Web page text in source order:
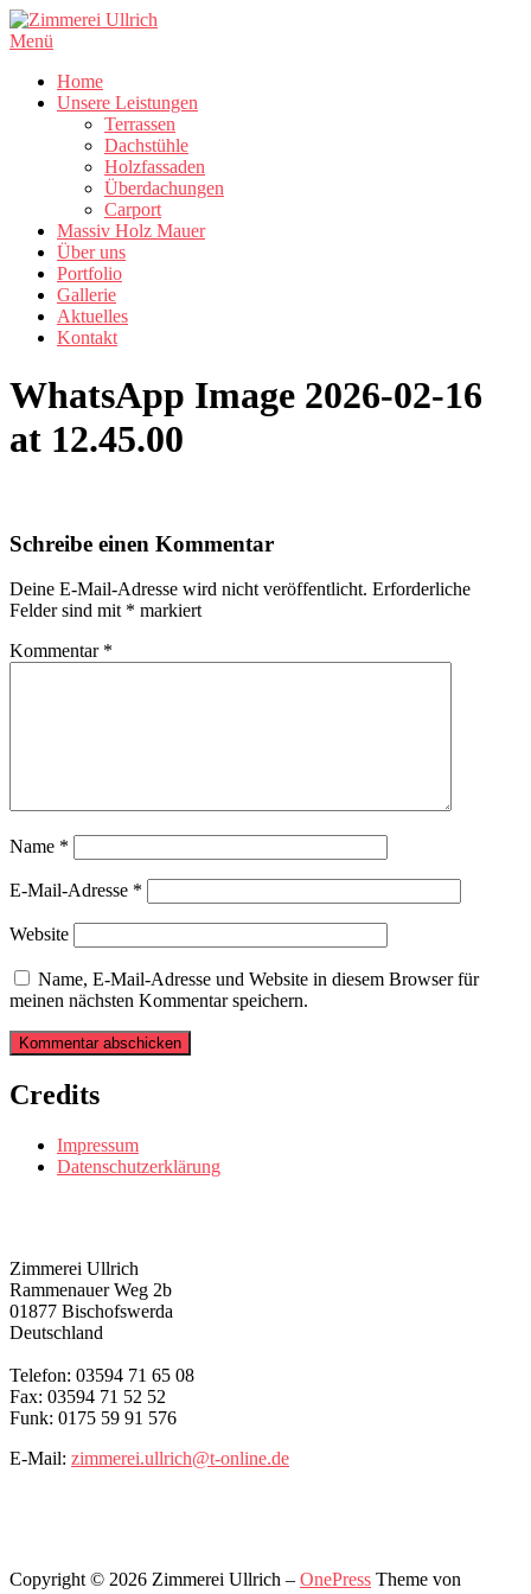
Zum
Inhalt
Menü
Home
Unsere Leistungen
Terrassen
Dachstühle
Holzfassaden
Überdachungen
Carport
Massiv Holz Mauer
Über uns
Portfolio
Gallerie
Aktuelles
Kontakt
WhatsApp Image 2026-02-16
at 12.45.00
Schreibe einen Kommentar
Deine E-Mail-Adresse wird nicht veröffentlicht. Erforderliche
Felder sind mit * markiert
Kommentar *
Name *
E-Mail-Adresse *
Website
Name, E-Mail-Adresse und Website in diesem Browser für
meinen nächsten Kommentar speichern.
Credits
Impressum
Datenschutzerklärung
Zimmerei Ullrich
Rammenauer Weg 2b
01877 Bischofswerda
Deutschland
Telefon: 03594 71 65 08
Fax: 03594 71 52 52
Funk: 0175 59 91 576
E-Mail: zimmerei.ullrich@t-online.de
Copyright © 2026 Zimmerei Ullrich – OnePress Theme von